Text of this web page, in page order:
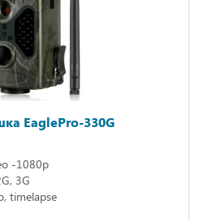
EaglePro-330G
-1080р
3G
timelapse